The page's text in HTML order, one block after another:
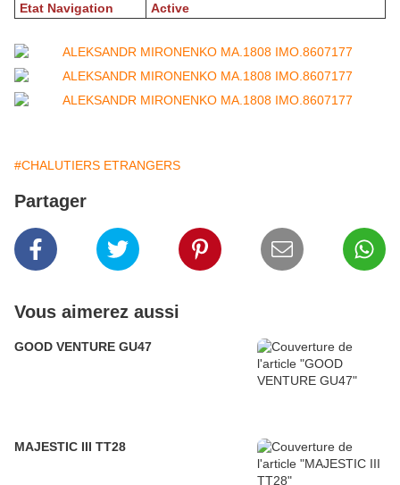
Etat Navigation
Active
#CHALUTIERS ETRANGERS
Partager
Vous aimerez aussi
GOOD VENTURE GU47
MAJESTIC III TT28